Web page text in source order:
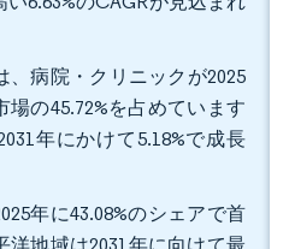
、病院・クリニックが2025
の45.72%を占めています
年にかけて5.18%で成長
年に43.08%のシェアで首